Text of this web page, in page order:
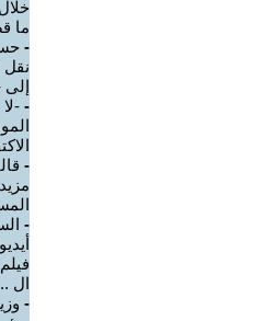
ما
-
نقل
إلى
-
-
-
-
ال
-